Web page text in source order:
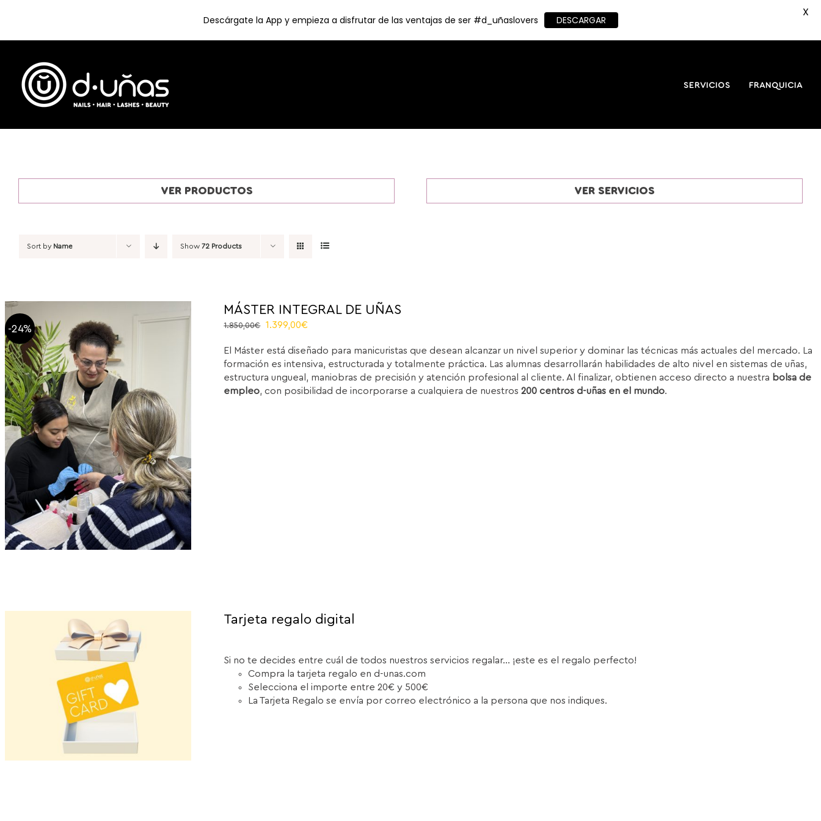
content
SERVICIOS FRANQUICIA
VER PRODUCTOS VER SERVICIOS
Sort by Name Show 72 Products
-24%
MÁSTER INTEGRAL DE UÑAS
1.850,00€
Original
was:
1.850,00€.
1.399,00€
is:
1.399,00€.
El Máster está diseñado para manicuristas que desean alcanzar un nivel superior y dominar las técnicas más actuales del mercado. La
formación es intensiva, estructurada y totalmente práctica. Las alumnas desarrollarán habilidades de alto nivel en sistemas de uñas,
estructura ungueal, maniobras de precisión y atención profesional al cliente. Al finalizar, obtienen acceso directo a nuestra bolsa de
empleo, con posibilidad de incorporarse a cualquiera de nuestros200 centros d-uñas en el mundo.
Tarjeta regalo digital
Si no te decides entre cuál de todos nuestros servicios regalar... ¡este es el regalo perfecto!
Compra la tarjeta regalo en d-unas.com
Selecciona el importe entre 20€ y 500€
La Tarjeta Regalo se envía por correo electrónico a la persona que nos indiques.
Descárgate la App y empieza a disfrutar de las ventajas de ser #d_uñaslovers DESCARGAR
X